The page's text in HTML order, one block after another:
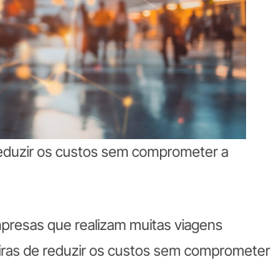
os custos sem comprometer a
que realizam muitas viagens
de reduzir os custos sem comprometer